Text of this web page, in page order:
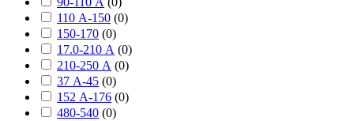
110 А-150 (0)
150-170 (0)
17.0-210 А (0)
210-250 А (0)
37 А-45 (0)
152 А-176 (0)
480-540 (0)